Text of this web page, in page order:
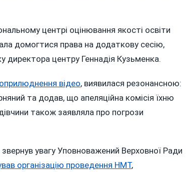
центрі оцінювання якості освіти
домогтися права на додаткову сесію,
директора центру Геннадія Кузьменка.
відео, виявилася резонансною:
та додав, що апеляційна комісія їхню
також заявляла про погрози
увагу Уповноважений Верховної Ради
організацію проведення НМТ,